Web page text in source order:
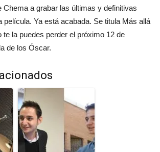
Chema a grabar las últimas y definitivas
película. Ya está acabada. Se titula Más allá
te la puedes perder el próximo 12 de
de los Óscar.